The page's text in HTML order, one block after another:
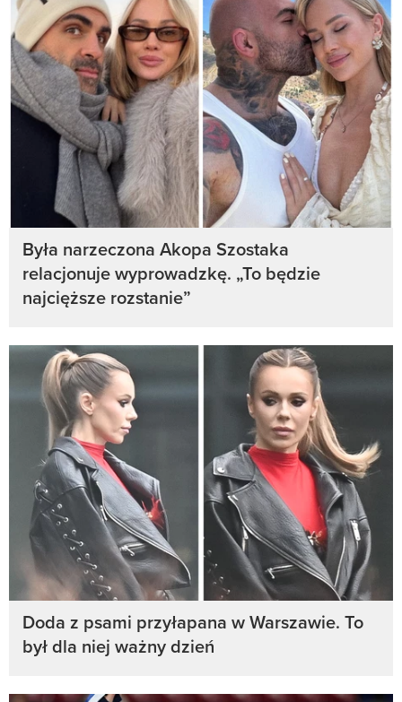
Była narzeczona Akopa Szostaka
relacjonuje wyprowadzkę. „To będzie
najcięższe rozstanie”
Doda z psami przyłapana w Warszawie. To
był dla niej ważny dzień